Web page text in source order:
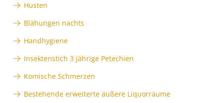
Husten
Blähungen nachts
Handhygiene
Insektenstich 3 jährige Petechien
Komische Schmerzen
Bestehende erweiterte äußere Liquorräume